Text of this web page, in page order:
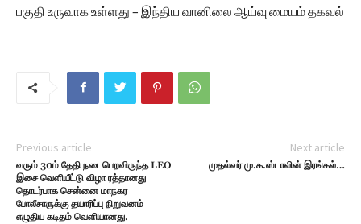
பகுதி உருவாக உள்ளது – இந்திய வானிலை ஆய்வு மையம் தகவல்
Previous article
வரும் 30ம் தேதி நடைபெறவிருந்த LEO
இசை வெளியீட்டு விழா ரத்தானது
தொடர்பாக சென்னை மாநகர
போலீசாருக்கு தயாரிப்பு நிறுவனம்
எழுதிய கடிதம் வெளியானது.
Next article
முதல்வர் மு.க.ஸ்டாலின் இரங்கல்…